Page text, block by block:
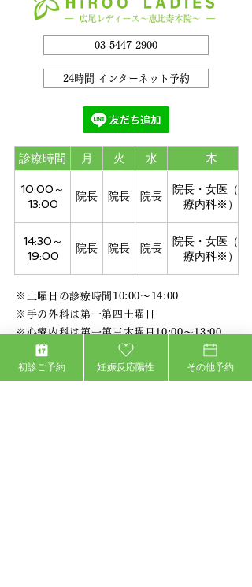
03-5447-2900
24時間 インターネット予約
診療時間 月 火 水 木
10:00～
13:00
院長 院長 院長
院長・女医（心
療内科※）
14:30～
19:00
院長 院長 院長
院長・女医（心
療内科※）
※土曜日の診療時間10:00～14:00
※手の外科は第一第四土曜日
※心療内科は第一第三木曜日10:00～13:00、
15:00～18:00
※休診日：土曜午後、日曜日、祝日
初診ご予約 妊娠反応陽性 その他予約